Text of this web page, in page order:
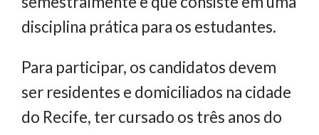
disciplina prática para os estudantes.
Para participar, os candidatos devem
ser residentes e domiciliados na cidade
do Recife, ter cursado os três anos do